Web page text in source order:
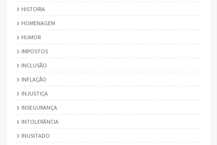
HISTORIA
HOMENAGEM
HUMOR
IMPOSTOS
INCLUSÃO
INFLAÇÃO
INJUSTIÇA
INSEGURANÇA
INTOLERÂNCIA
INUSITADO